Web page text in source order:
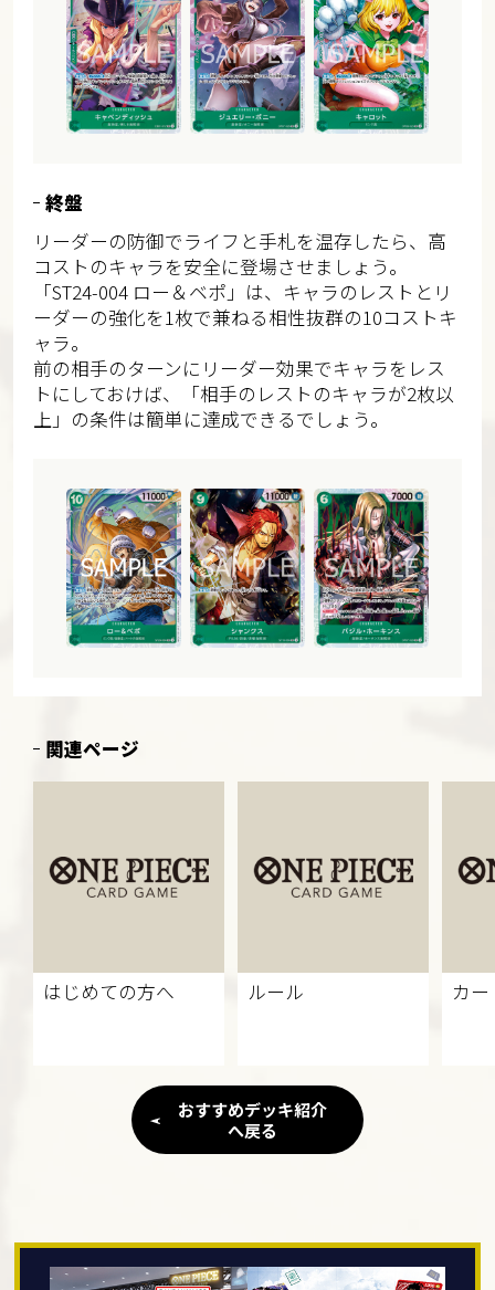
終盤
リーダーの防御でライフと手札を温存したら、高
コストのキャラを安全に登場させましょう。
「ST24-004 ロー＆ベポ」は、キャラのレストとリ
ーダーの強化を1枚で兼ねる相性抜群の10コストキ
ャラ。
前の相手のターンにリーダー効果でキャラをレス
トにしておけば、「相手のレストのキャラが2枚以
上」の条件は簡単に達成できるでしょう。
関連ページ
はじめての方へ ルール カ
おすすめデッキ紹介
へ戻る